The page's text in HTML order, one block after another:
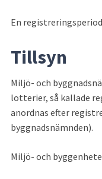
En
Tillsyn
Miljö- och
lotterier, så kallade
anordnas efter
byggnadsnämnden).
Miljö- och